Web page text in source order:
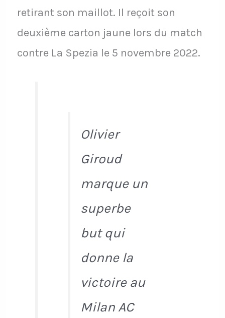
retirant son maillot. Il reçoit son
deuxième carton jaune lors du match
contre La Spezia le 5 novembre 2022.
Olivier
Giroud
marque un
superbe
but qui
donne la
victoire au
Milan AC